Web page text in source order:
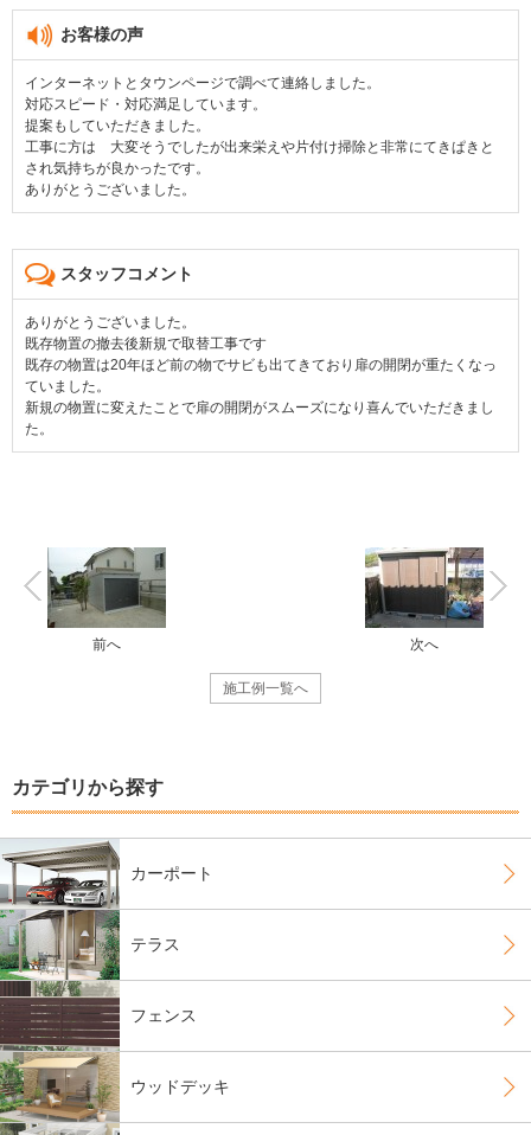
お客様の声
インターネットとタウンページで調べて連絡しました。
対応スピード・対応満足しています。
提案もしていただきました。
工事に方は 大変そうでしたが出来栄えや片付け掃除と非常にてきぱきと
され気持ちが良かったです。
ありがとうございました。
スタッフコメント
ありがとうございました。
既存物置の撤去後新規で取替工事です
既存の物置は20年ほど前の物でサビも出てきており扉の開閉が重たくなっ
ていました。
新規の物置に変えたことで扉の開閉がスムーズになり喜んでいただきまし
た。
施工例一覧へ
前へ 次へ
カテゴリから探す
カーポート
テラス
フェンス
ウッドデッキ